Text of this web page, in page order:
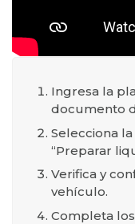
Ingresa la
documento
Selecciona
“Preparar
Verifica y
vehículo.
Completa